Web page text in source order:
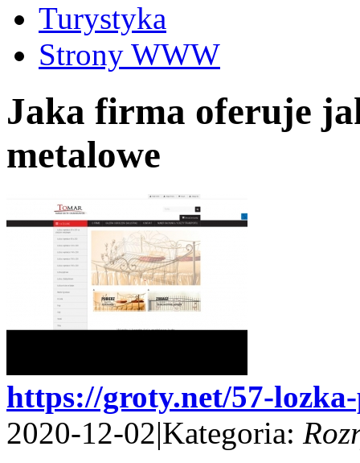
Turystyka
Strony WWW
Jaka firma oferuje
metalowe
https://groty.net/57-
2020-12-02|Kategoria: